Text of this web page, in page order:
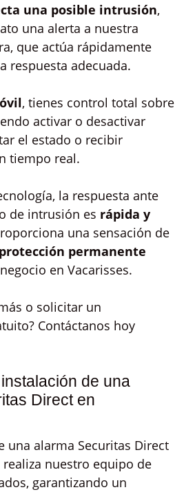
una posible intrusión,
una alerta a nuestra
que actúa rápidamente
respuesta adecuada.
, tienes control total sobre
activar o desactivar
el estado o recibir
tiempo real.
la respuesta ante
de intrusión es rápida y
una sensación de
permanente
en Vacarisses.
o solicitar un
Contáctanos hoy
de una
Direct en
una alarma Securitas Direct
realiza nuestro equipo de
garantizando un